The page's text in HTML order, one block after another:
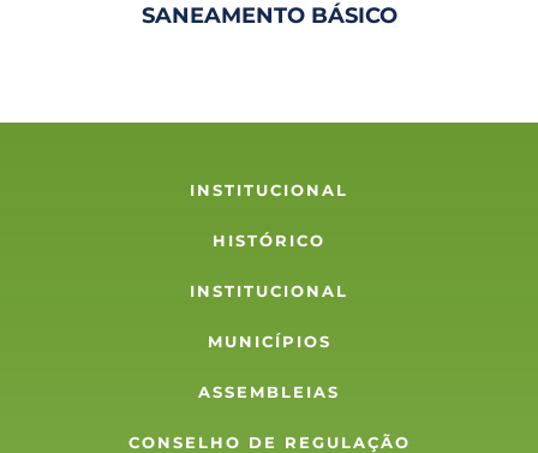
SANEAMENTO BÁSICO
INSTITUCIONAL
HISTÓRICO
INSTITUCIONAL
MUNICÍPIOS
ASSEMBLEIAS
CONSELHO DE REGULAÇÃO